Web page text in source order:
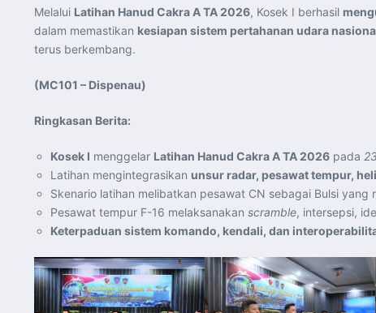
Melalui Latihan Hanud Cakra A TA 2026, Kosek I berhasil
dalam memastikan kesiapan sistem pertahanan udara
terus berkembang.
(MC101 – Dispenau)
Ringkasan Berita:
Kosek I menggelar Latihan Hanud Cakra A TA 2026 pada
Latihan mengintegrasikan unsur radar, pesawat tempur,
Skenario latihan melibatkan pesawat CN sebagai Bulsi yang
Pesawat tempur F-16 melaksanakan scramble, intersepsi,
Keterpaduan sistem komando, kendali, dan